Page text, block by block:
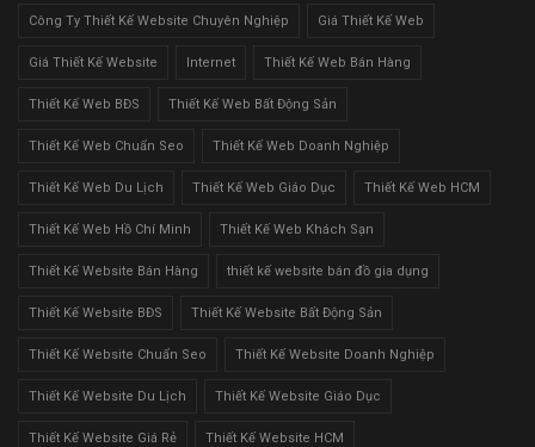
Công Ty Thiết Kế Website Chuyên Nghiệp Giá Thiết Kế Web
Giá Thiết Kế Website Internet Thiết Kế Web Bán Hàng
Thiết Kế Web BĐS Thiết Kế Web Bất Động Sản
Thiết Kế Web Chuẩn Seo Thiết Kế Web Doanh Nghiệp
Thiết Kế Web Du Lịch Thiết Kế Web Giáo Dục Thiết Kế Web HCM
Thiết Kế Web Hồ Chí Minh Thiết Kế Web Khách Sạn
Thiết Kế Website Bán Hàng thiết kế website bán đồ gia dụng
Thiết Kế Website BĐS Thiết Kế Website Bất Động Sản
Thiết Kế Website Chuẩn Seo Thiết Kế Website Doanh Nghiệp
Thiết Kế Website Du Lịch Thiết Kế Website Giáo Dục
Thiết Kế Website Giá Rẻ Thiết Kế Website HCM